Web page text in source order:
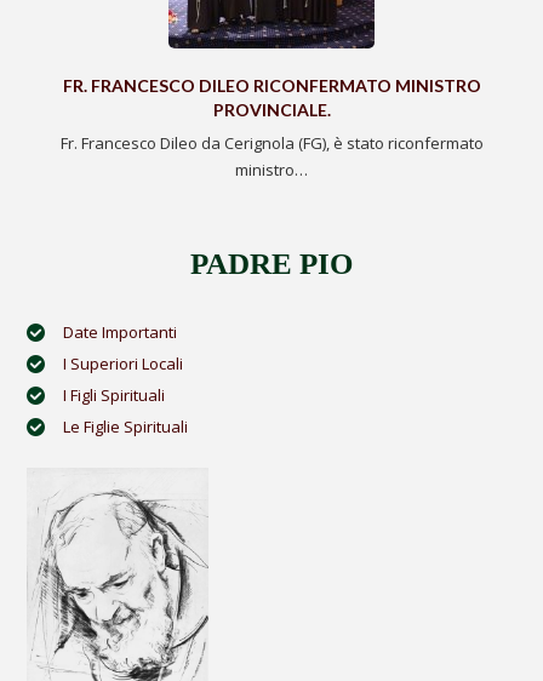
FR. FRANCESCO DILEO RICONFERMATO MINISTRO
PROVINCIALE.
Fr. Francesco Dileo da Cerignola (FG), è stato riconfermato
ministro…
PADRE PIO
Date Importanti
I Superiori Locali
I Figli Spirituali
Le Figlie Spirituali